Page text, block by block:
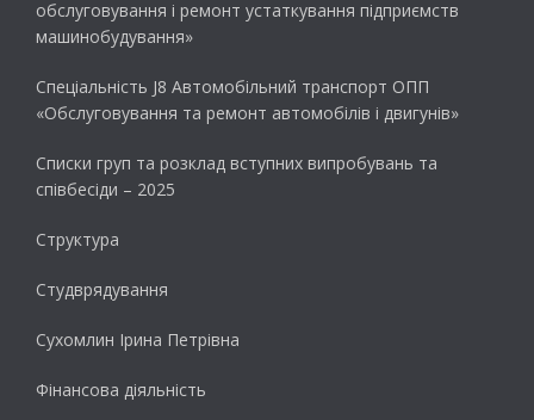
обслуговування і ремонт устаткування підприємств
машинобудування»
Спеціальність J8 Автомобільний транспорт ОПП
«Обслуговування та ремонт автомобілів і двигунів»
Списки груп та розклад вступних випробувань та
співбесіди – 2025
Структура
Студврядування
Сухомлин Ірина Петрівна
Фінансова діяльність